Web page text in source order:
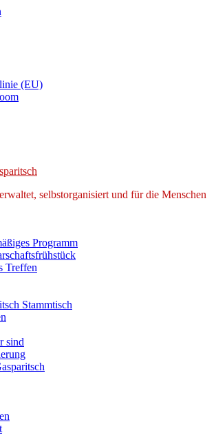
(EU)
selbstorganisiert und für die Menschen
Programm
Treffen
Stammtisch
sind